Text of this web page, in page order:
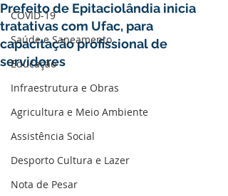
COVID-19
Saúde e Saneamento
Educação
Infraestrutura e Obras
Agricultura e Meio Ambiente
Assistência Social
Desporto Cultura e Lazer
Nota de Pesar
Prefeito de Epitaciolândia inicia
tratativas com Ufac, para
capacitação profissional de
servidores